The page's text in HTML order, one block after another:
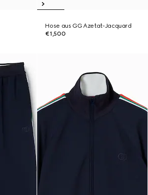
Hose aus GG Azetat-Jacquard
€1,500